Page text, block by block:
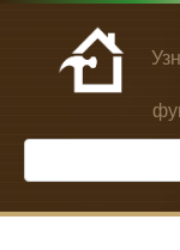
Перейти
контенту
Поиск: